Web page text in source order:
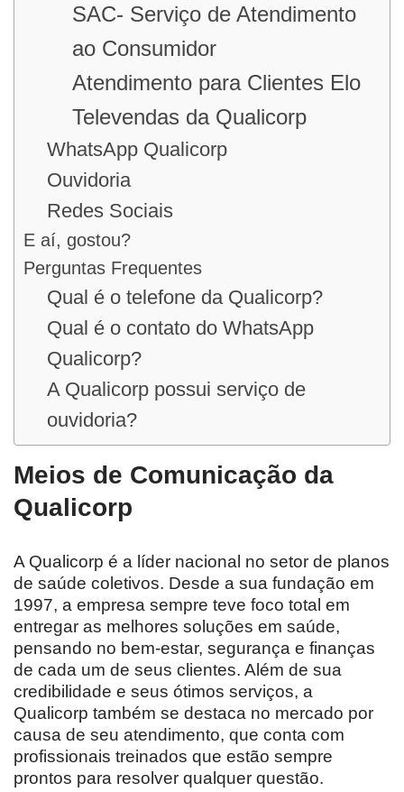
SAC- Serviço de Atendimento
ao Consumidor
Atendimento para Clientes Elo
Televendas da Qualicorp
WhatsApp Qualicorp
Ouvidoria
Redes Sociais
E aí, gostou?
Perguntas Frequentes
Qual é o telefone da Qualicorp?
Qual é o contato do WhatsApp
Qualicorp?
A Qualicorp possui serviço de
ouvidoria?
Meios de Comunicação da
Qualicorp
A Qualicorp é a líder nacional no setor de planos
de saúde coletivos. Desde a sua fundação em
1997, a empresa sempre teve foco total em
entregar as melhores soluções em saúde,
pensando no bem-estar, segurança e finanças
de cada um de seus clientes. Além de sua
credibilidade e seus ótimos serviços, a
Qualicorp também se destaca no mercado por
causa de seu atendimento, que conta com
profissionais treinados que estão sempre
prontos para resolver qualquer questão.